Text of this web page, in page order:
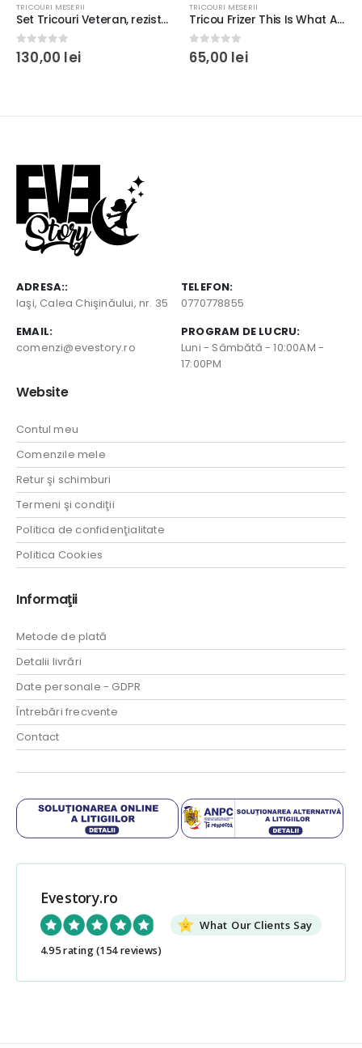
TRICOURI MESERII
Set Tricouri Veteran, rezistente la spălări, regular fit, bumbac 100%, culoare alb/negru
0out of 5
130,00 lei
TRICOURI MESERII
Tricou Frizer This Is What An Awesome Barber Looks Like, rezistent la spălări, regular fit, bumbac 100%, culoare alb/negru
0 out of 5
65,00 lei
ADRESA::
Iaşi, Calea Chişinăului, nr. 35
TELEFON:
0770778855
EMAIL:
comenzi@evestory.ro
PROGRAM DE LUCRU:
Luni - Sâmbătă - 10:00AM -
17:00PM
Website
Contul meu
Comenzile mele
Retur şi schimburi
Termeni şi condiţii
Politica de confidenţialitate
Politica Cookies
Informaţii
Metode de plată
Detalii livrări
Date personale - GDPR
Întrebări frecvente
Contact
Evestory.ro
What Our Clients Say
4.95 rating(154 reviews)